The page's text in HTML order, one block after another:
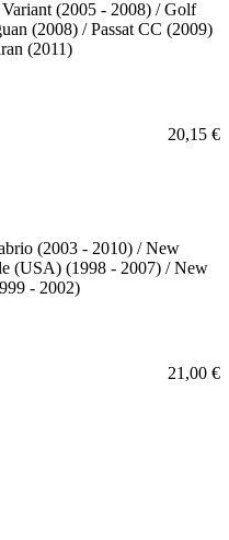
Variant (2005 - 2008) / Golf
(2008) / Passat CC (2009)
(2011)
20,15 €
(2003 - 2010) / New
(USA) (1998 - 2007) / New
- 2002)
21,00 €